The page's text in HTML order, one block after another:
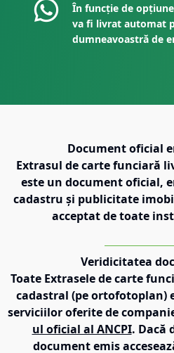
În funcție de
va fi livrat automat
dumneavoastră de
Document oficial
Extrasul de carte funciară
este un document oficial,
cadastru și publicitate
acceptat de toate
Veridicitatea
Toate Extrasele de carte
cadastral (pe ortofotoplan)
serviciilor oferite de
ul oficial al ANCPI. Dacă
document emis